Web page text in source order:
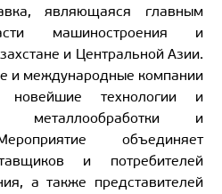
являющаяся главным
машиностроения и
и Центральной Азии.
и международные компании
новейшие технологии и
металлообработки и
объединяет
и потребителей
а также представителей